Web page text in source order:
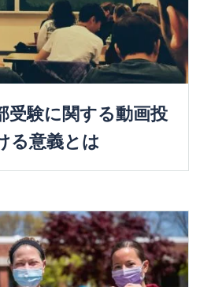
受験に関する動画投
意義とは